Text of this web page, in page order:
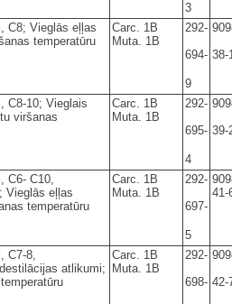
3
C8; Vieglās eļļas
temperatūru
Carc. 1B
Muta. 1B
292-
694-
9
38-
C8-10; Vieglais
viršanas
Carc. 1B
Muta. 1B
292-
695-
4
39-
C6- C10,
Vieglās eļļas
temperatūru
Carc. 1B
Muta. 1B
292-
697-
5
41-
C7-8,
atlikumi;
Carc. 1B
Muta. 1B
292-
698- 42-